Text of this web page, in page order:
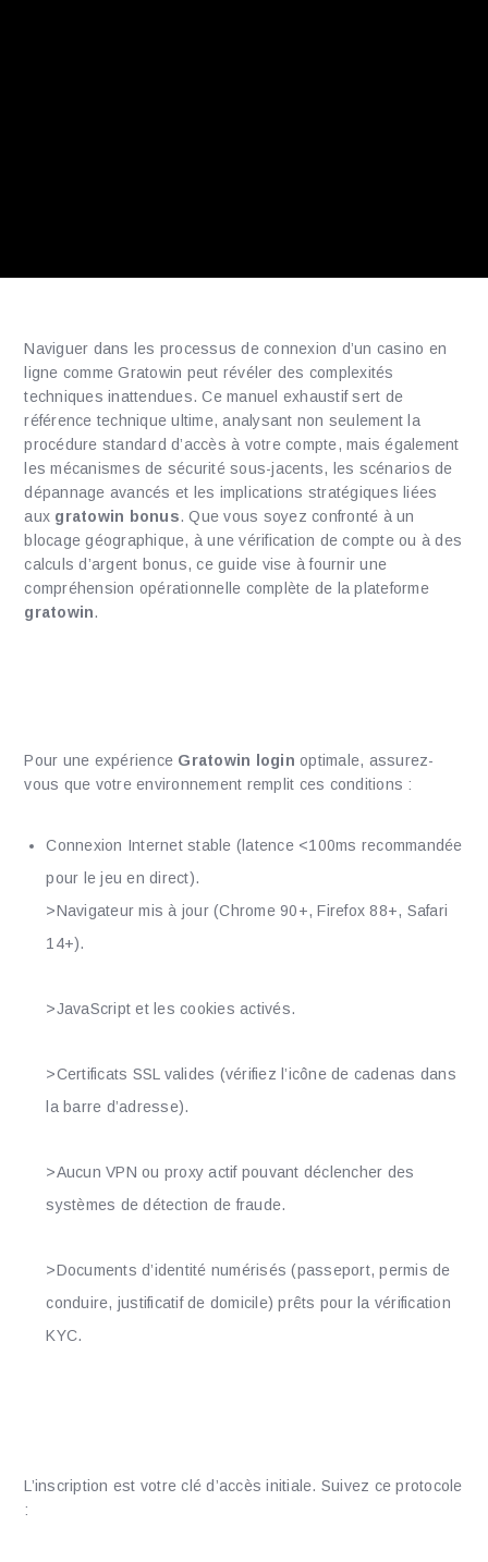
Naviguer dans les processus de connexion d’un casino en
ligne comme Gratowin peut révéler des complexités
techniques inattendues. Ce manuel exhaustif sert de
référence technique ultime, analysant non seulement la
procédure standard d’accès à votre compte, mais également
les mécanismes de sécurité sous-jacents, les scénarios de
dépannage avancés et les implications stratégiques liées
aux gratowin bonus. Que vous soyez confronté à un
blocage géographique, à une vérification de compte ou à des
calculs d’argent bonus, ce guide vise à fournir une
compréhension opérationnelle complète de la plateforme
gratowin.
Pour une expérience Gratowin login optimale, assurez-
vous que votre environnement remplit ces conditions :
Connexion Internet stable (latence <100ms recommandée
pour le jeu en direct).
>Navigateur mis à jour (Chrome 90+, Firefox 88+, Safari
14+).
>JavaScript et les cookies activés.
>Certificats SSL valides (vérifiez l’icône de cadenas dans
la barre d’adresse).
>Aucun VPN ou proxy actif pouvant déclencher des
systèmes de détection de fraude.
>Documents d’identité numérisés (passeport, permis de
conduire, justificatif de domicile) prêts pour la vérification
KYC.
L’inscription est votre clé d’accès initiale. Suivez ce protocole
: